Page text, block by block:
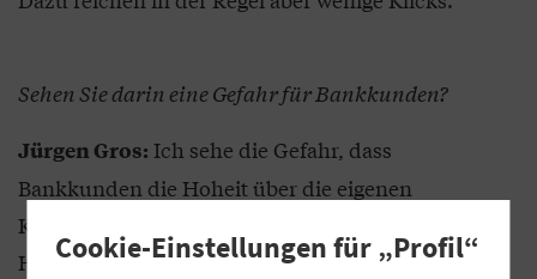
Sehen Sie darin eine Gefahr für Bankkunden?
Jürgen Gros: Ich sehe die Gefahr, dass
Bankkunden die Hoheit über die eigenen
Kontodaten leichtfertig und unüberlegt aus der
Hand geben. Insbesondere in der Anfangsphase,
Cookie-Einstellungen für „Profil“